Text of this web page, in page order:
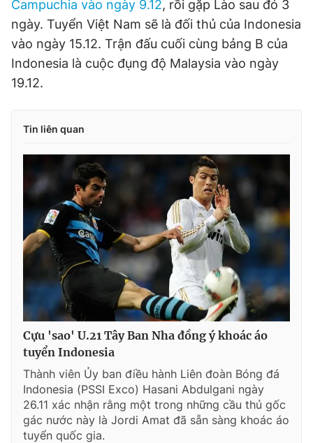
Campuchia vào ngày 9.12, rồi gặp Lào sau đó 3
ngày. Tuyển Việt Nam sẽ là đối thủ của Indonesia
vào ngày 15.12. Trận đấu cuối cùng bảng B của
Indonesia là cuộc đụng độ Malaysia vào ngày
19.12.
Tin liên quan
Cựu 'sao' U.21 Tây Ban Nha đồng ý khoác áo
tuyển Indonesia
Thành viên Ủy ban điều hành Liên đoàn Bóng đá
Indonesia (PSSI Exco) Hasani Abdulgani ngày
26.11 xác nhận rằng một trong những cầu thủ gốc
gác nước này là Jordi Amat đã sẵn sàng khoác áo
tuyển quốc gia.